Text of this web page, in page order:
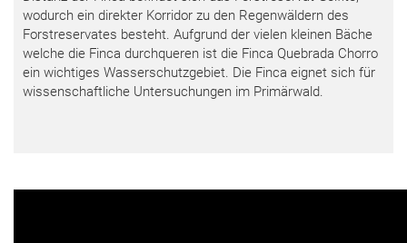
wodurch ein direkter Korridor zu den Regenwäldern des
Forstreservates besteht. Aufgrund der vielen kleinen Bäche
welche die Finca durchqueren ist die Finca Quebrada Chorro
ein wichtiges Wasserschutzgebiet. Die Finca eignet sich für
wissenschaftliche Untersuchungen im Primärwald.